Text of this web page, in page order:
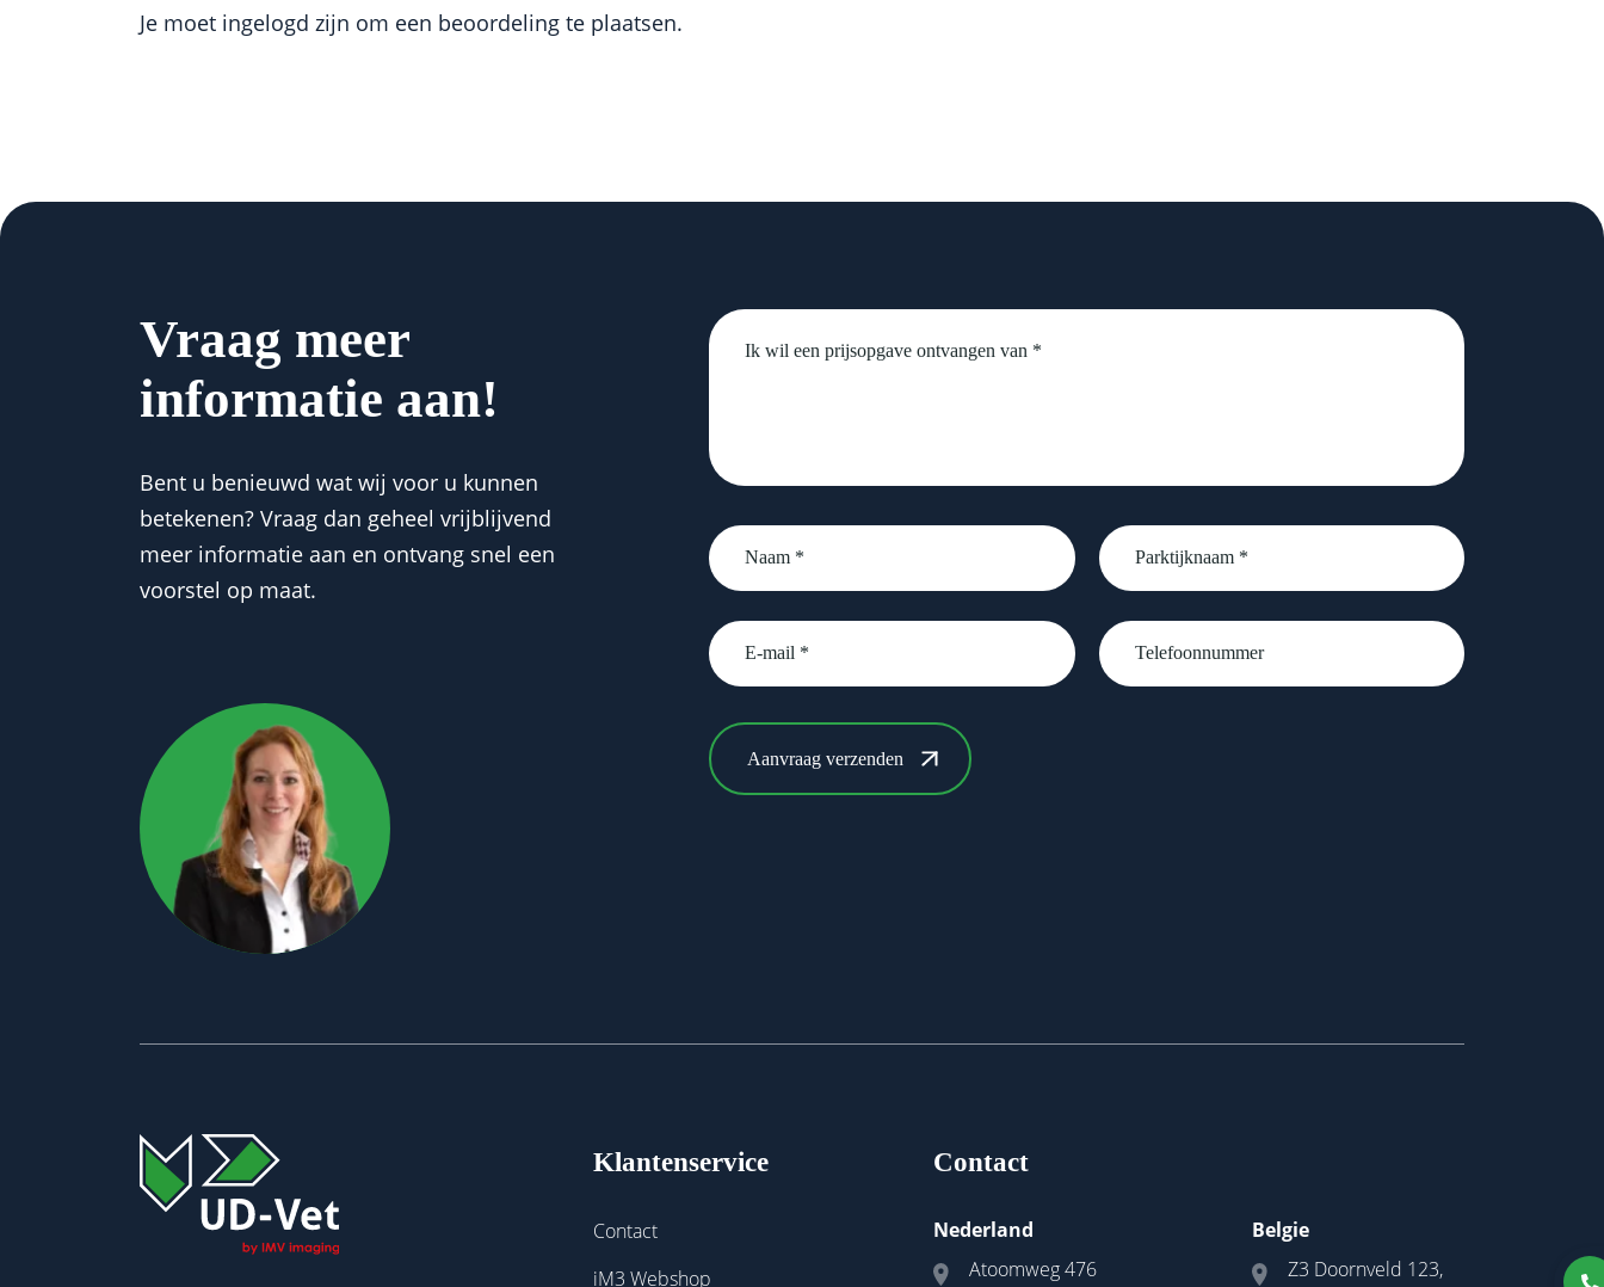
Je moet ingelogd zijn om een beoordeling te plaatsen.
Vraag meer
informatie aan!
Bent u benieuwd wat wij voor u kunnen
betekenen? Vraag dan geheel vrijblijvend
meer informatie aan en ontvang snel een
voorstel op maat.
Untitled
Naam
*
Parktijknaam
*
email Telefoonnummer
Klantenservice
Contact
iM3 Webshop
Contact
Nederland
Atoomweg 476
Belgie
Z3 Doornveld 123,